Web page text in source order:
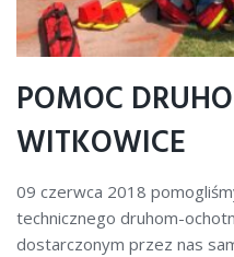
POMOC
WITKOWICE
09 czerwca 2018
technicznego druhom-
dostarczonym przez nas